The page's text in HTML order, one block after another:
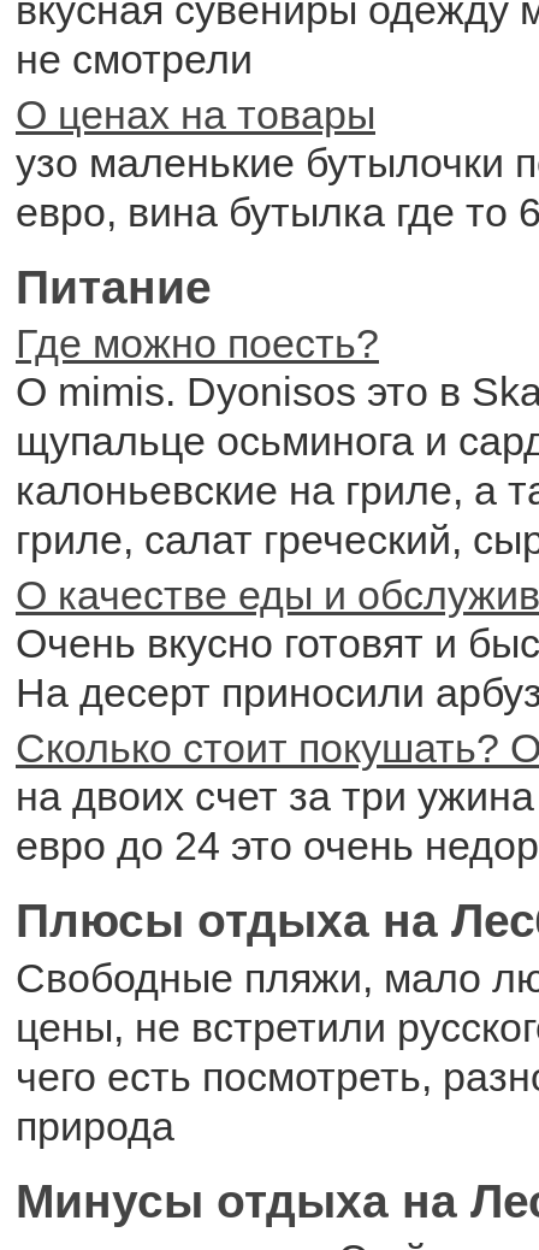
вкусная сувениры одежду
не смотрели
О ценах на товары
узо маленькие бутылочки
евро, вина бутылка где то
Питание
Где можно поесть?
O mimis. Dyonisos это в
щупальце осьминога и
калоньевские на гриле, а
гриле, салат греческий,
О качестве еды и
Очень вкусно готовят и
На десерт приносили
Сколько стоит покушать?
на двоих счет за три
евро до 24 это очень
Плюсы отдыха на
Свободные пляжи, мало
цены, не встретили
чего есть посмотреть,
природа
Минусы отдыха на